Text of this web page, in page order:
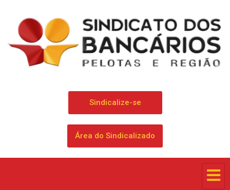
Sindicalize-se
Área do Sindicalizado